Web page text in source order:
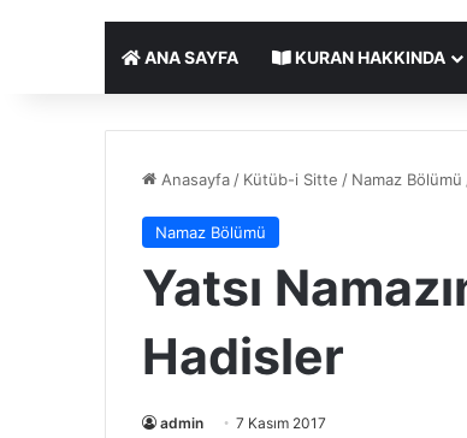
ANA SAYFA KURAN HAKKINDA
Anasayfa / Kütüb-i Sitte / Namaz Bölümü
Namaz Bölümü
Yatsı
Hadisler
admin 7 Kasım 2017